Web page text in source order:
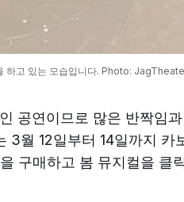
하고 있는 모습입니다. Photo:
공연이므로 많은 반짝임
월 12일부터 14일까지 카
구매하고 봄 뮤지컬을 클